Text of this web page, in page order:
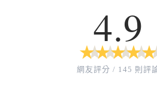
4.9
★
★ ★
★ ★
★ ★
★★
網友評分 / 145 則評